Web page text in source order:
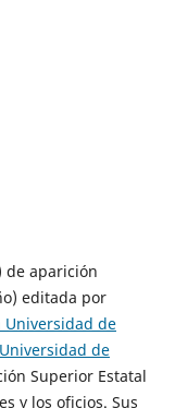
de aparición
editada por
Universidad de
Universidad de
Superior Estatal
y los oficios. Sus